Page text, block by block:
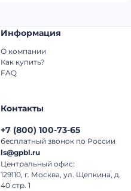
Информация
О компании
Как купить?
FAQ
Контакты
+7 (800) 100-73-65
бесплатный звонок по России
ls@gpbl.ru
Центральный офис:
129110, г. Москва, ул. Щепкина, д.
40 стр. 1